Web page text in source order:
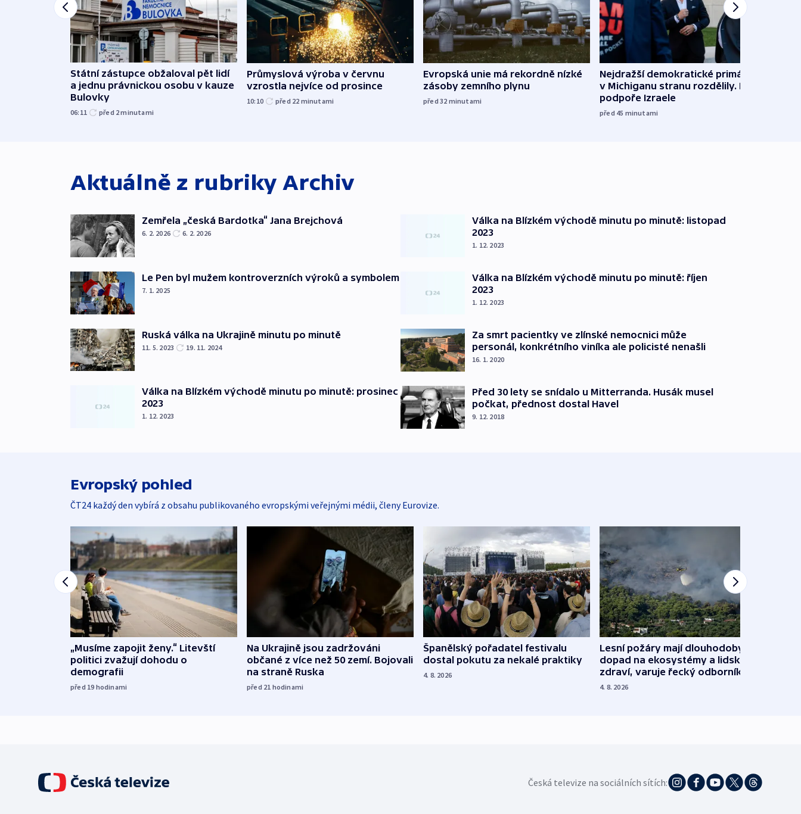
Státní zástupce obžaloval pět lidí
a jednu právnickou osobu v kauze
Bulovky
06:11 před 2minutami
Průmyslová výroba v červnu
vzrostla nejvíce od prosince
10:10 před 22 minutami
Evropská unie má rekordně nízké
zásoby zemního plynu
před 32 minutami
Nejdražší demokratické primárky
v Michiganu stranu rozdělily. Kvůli
podpoře Izraele
před 45 minutami
Aktuálně z rubriky Archiv
Zemřela „česká Bardotka“ Jana Brejchová
6. 2. 2026 6. 2. 2026
Le Pen byl mužem kontroverzních výroků a symbolem
7. 1. 2025
Ruská válka na Ukrajině minutu po minutě
11. 5. 2023 19. 11. 2024
Válka na Blízkém východě minutu po minutě: prosinec
2023
1. 12. 2023
Válka na Blízkém východě minutu po minutě: listopad
2023
1. 12. 2023
Válka na Blízkém východě minutu po minutě: říjen
2023
1. 12. 2023
Za smrt pacientky ve zlínské nemocnici může
personál, konkrétního viníka ale policisté nenašli
16. 1. 2020
Před 30 lety se snídalo u Mitterranda. Husák musel
počkat, přednost dostal Havel
9. 12. 2018
Evropský pohled
ČT24 každý den vybírá z obsahu publikovaného evropskými veřejnými médii, členy Eurovize.
„Musíme zapojit ženy.“ Litevští
politici zvažují dohodu o
demografii
před 19 hodinami
Na Ukrajině jsou zadržováni
občané z více než 50 zemí. Bojovali
na straně Ruska
před 21 hodinami
Španělský pořadatel festivalu
dostal pokutu za nekalé praktiky
4. 8. 2026
Lesní požáry mají dlouhodobý
dopad na ekosystémy a lidské
zdraví, varuje řecký odborník
4. 8. 2026
Česká televize na sociálních sítích: